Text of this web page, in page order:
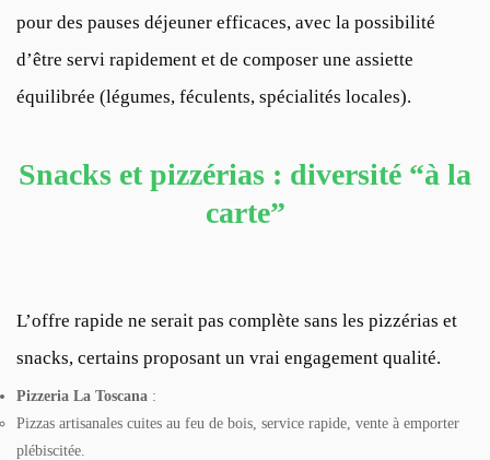
pour des pauses déjeuner efficaces, avec la possibilité
d’être servi rapidement et de composer une assiette
équilibrée (légumes, féculents, spécialités locales).
Snacks et pizzérias : diversité “à la
carte”
L’offre rapide ne serait pas complète sans les pizzérias et
snacks, certains proposant un vrai engagement qualité.
Pizzeria La Toscana :
Pizzas artisanales cuites au feu de bois, service rapide, vente à emporter
plébiscitée.